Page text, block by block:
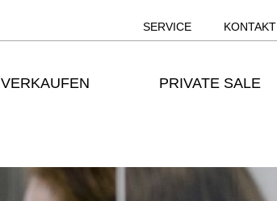
SERVICE KONTAKT
VERKAUFEN PRIVATE SALE